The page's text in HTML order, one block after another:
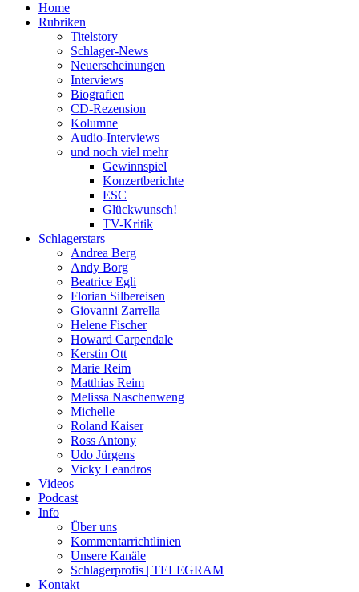
Home
Rubriken
Titelstory
Schlager-News
Neuerscheinungen
Interviews
Biografien
CD-Rezension
Kolumne
Audio-Interviews
und noch viel mehr
Gewinnspiel
Konzertberichte
ESC
Glückwunsch!
TV-Kritik
Schlagerstars
Andrea Berg
Andy Borg
Beatrice Egli
Florian Silbereisen
Giovanni Zarrella
Helene Fischer
Howard Carpendale
Kerstin Ott
Marie Reim
Matthias Reim
Melissa Naschenweng
Michelle
Roland Kaiser
Ross Antony
Udo Jürgens
Vicky Leandros
Videos
Podcast
Info
Über uns
Kommentarrichtlinien
Unsere Kanäle
Schlagerprofis | TELEGRAM
Kontakt